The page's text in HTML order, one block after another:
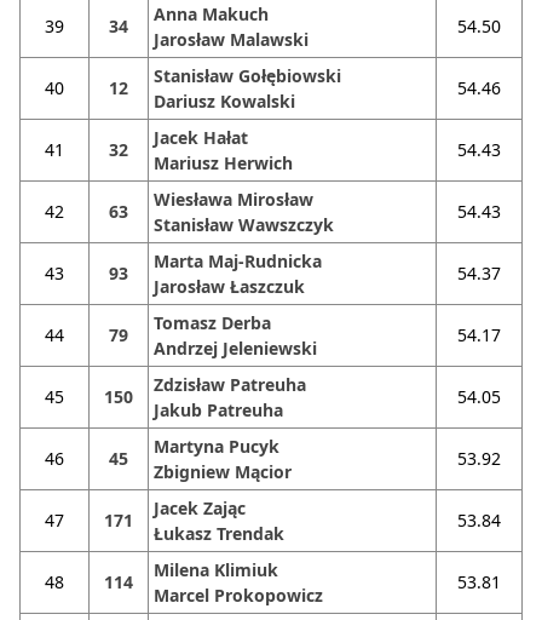
39 34
Anna Makuch
Jarosław Malawski
54.50
40 12
Stanisław Gołębiowski
Dariusz Kowalski
54.46
41 32
Jacek Hałat
Mariusz Herwich
54.43
42 63
Wiesława Mirosław
Stanisław Wawszczyk
54.43
43 93
Marta Maj-Rudnicka
Jarosław Łaszczuk
54.37
44 79
Tomasz Derba
Andrzej Jeleniewski
54.17
45 150
Zdzisław Patreuha
Jakub Patreuha
54.05
46 45
Martyna Pucyk
Zbigniew Mącior
53.92
47 171
Jacek Zając
Łukasz Trendak
53.84
48 114
Milena Klimiuk
Marcel Prokopowicz
53.81